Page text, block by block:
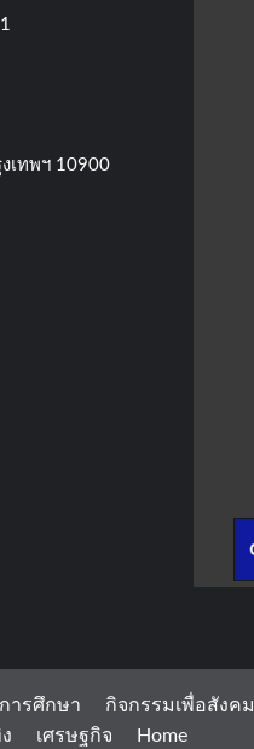
เทพฯ 10900
การศึกษา กิจกรรมเพื่อสังคม
เศรษฐกิจ Home